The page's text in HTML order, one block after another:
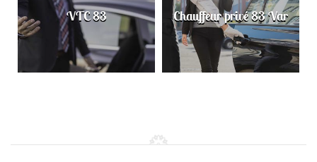
VTC 83 Chauffeur privé 83 Var